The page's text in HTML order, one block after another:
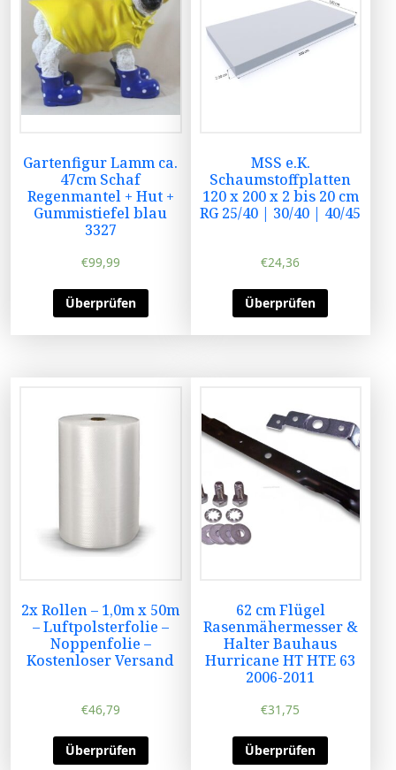
Gartenfigur Lamm ca.
47cm Schaf
Regenmantel + Hut +
Gummistiefel blau
3327
€99,99
Überprüfen
MSS e.K.
Schaumstoffplatten
120 x 200 x 2 bis 20 cm
RG 25/40 | 30/40 | 40/45
€24,36
Überprüfen
2x Rollen – 1,0m x 50m
– Luftpolsterfolie –
Noppenfolie –
Kostenloser Versand
€46,79
Überprüfen
62 cm Flügel
Rasenmähermesser &
Halter Bauhaus
Hurricane HT HTE 63
2006-2011
€31,75
Überprüfen